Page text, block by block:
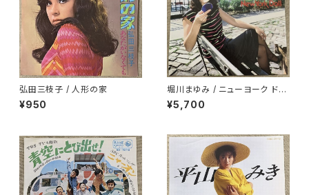
弘田三枝子 / 人形の家
¥950
堀川まゆみ / ニューヨーク ドー
ル
¥5,700